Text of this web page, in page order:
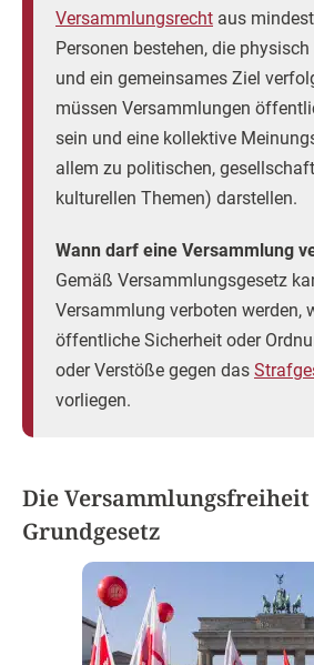
Versammlungsrecht aus
Personen bestehen, die
und ein gemeinsames Ziel
müssen Versammlungen
sein und eine kollektive
allem zu politischen,
kulturellen Themen) darstellen.
Wann darf eine Versammlung
Gemäß Versammlungsgesetz
Versammlung verboten werden,
öffentliche Sicherheit oder
oder Verstöße gegen das
vorliegen.
Die
Grundgesetz